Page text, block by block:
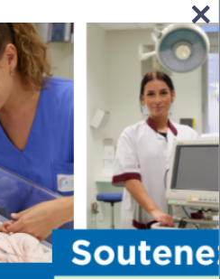
une journée d’information
conseils personnalisés par
d’Hépato-